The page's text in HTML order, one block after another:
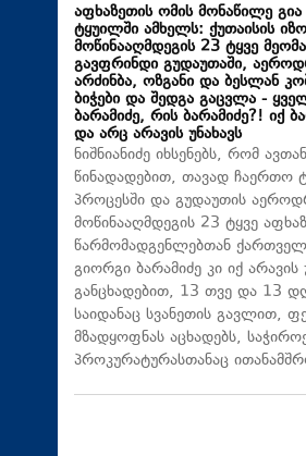
აფხაზეთის ომის მონაწილე გია
ტყუილში ამხელს: ქუთაისის
მოწინააღმდეგის 23 ტყვე
გავფრინდი გუდაუთაში,
არძინბა, ოზგანი და ბესლან
ბიჭები და შედგა გაცვლა -
ბარამიძე, რის ბარამიძე?! იქ
და არც არავის უნახავს
ნიშნიანიძე იხსენებს, რომ
წინადადებით, თავად ჩაერთო
პროცესში და გუდაუთის
მოწინააღმდეგის 23 ტყვე
წარმომადგენლებთან ქართველ
გიორგი ბარამიძე კი იქ არავის
განცხადებით, 13 თვე და 13
საიდანაც სვანეთის გავლით,
მზადყოფნას აცხადებს,
პროკურატურასთანაც